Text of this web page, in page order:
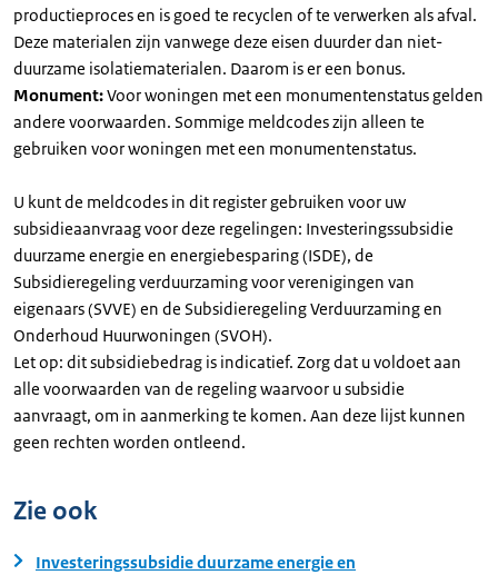
productieproces en is goed te recyclen of te verwerken als afval.
Deze materialen zijn vanwege deze eisen duurder dan niet-
duurzame isolatiematerialen. Daarom is er een bonus.
Monument:Voor woningen met een monumentenstatus gelden
andere voorwaarden. Sommige meldcodes zijn alleen te
gebruiken voor woningen met een monumentenstatus.
U kunt de meldcodes in dit register gebruiken voor uw
subsidieaanvraag voor deze regelingen: Investeringssubsidie
duurzame energie en energiebesparing (ISDE), de
Subsidieregeling verduurzaming voor verenigingen van
eigenaars (SVVE) en de Subsidieregeling Verduurzaming en
Onderhoud Huurwoningen (SVOH).
Let op: dit subsidiebedrag is indicatief. Zorg dat u voldoet aan
alle voorwaarden van de regeling waarvoor u subsidie
aanvraagt, om in aanmerking te komen. Aan deze lijst kunnen
geen rechten worden ontleend.
Zie ook
Investeringssubsidie duurzame energie en